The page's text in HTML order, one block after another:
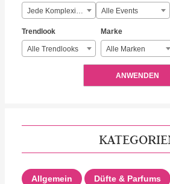
Jede Komplexität Alle Events
Trendlook
Alle Trendlooks
Marke
Alle Marken
ANWENDEN
Allgemein Düfte & Parfums